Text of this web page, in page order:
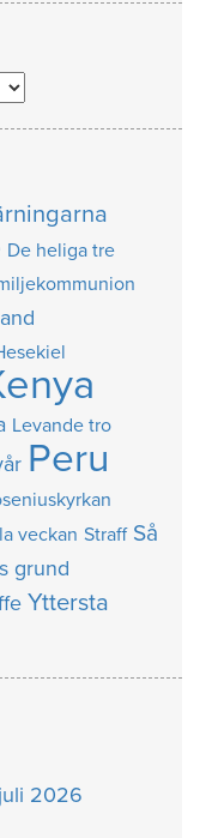
De heliga tre
Levande tro
Peru
veckan Straff Så
grund
Yttersta
2026